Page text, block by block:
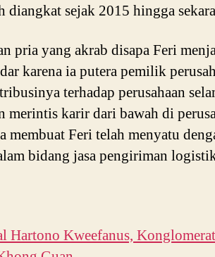
diangkat sejak 2015 hingga
pria yang akrab disapa Feri
karena ia putera pemilik
terhadap perusahaan
merintis karir dari bawah di
membuat Feri telah menyatu
bidang jasa pengiriman
Hartono Kweefanus,